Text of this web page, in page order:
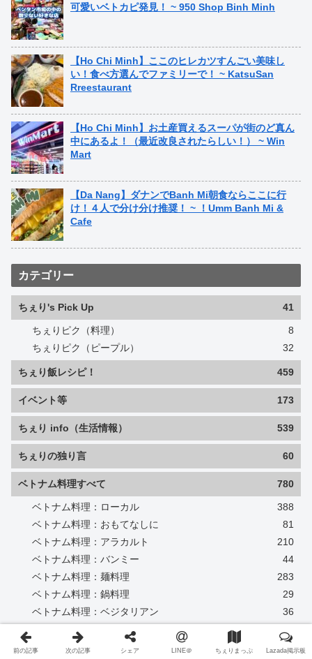
可愛いベトカピ発見！ ~ 950 Shop Binh Minh
【Ho Chi Minh】ここのヒレカツすんごい美味し
い！食べ方選んでファミリーで！ ~ KatsuSan
Rreestaurant
【Ho Chi Minh】お土産買えるスーパが街のど真ん
中にあるよ！（最近改良されたらしい！） ~ Win
Mart
【Da Nang】ダナンでBanh Mi朝食ならここに行
け！４人で分け分け推奨！ ~ ！Umm Banh Mi &
Cafe
カテゴリー
ちぇり's Pick Up 41
ちぇりピク（料理）
8
ちぇりピク（ピープル）
32
ちぇり飯レシピ！ 459
イベント等 173
ちぇり info（生活情報） 539
ちぇりの独り言 60
ベトナム料理すべて 780
ベトナム料理：ローカル
388
ベトナム料理：おもてなしに
81
ベトナム料理：アラカルト
210
ベトナム料理：バンミー
44
ベトナム料理：麺料理
283
ベトナム料理：鍋料理
29
ベトナム料理：ベジタリアン
36
ベトナム料理：一人飯
ベトナム料理：シーフード
67
前の記事 次の記事 シェア LINE＠ ちぇりまっぷ Lazada掲示板